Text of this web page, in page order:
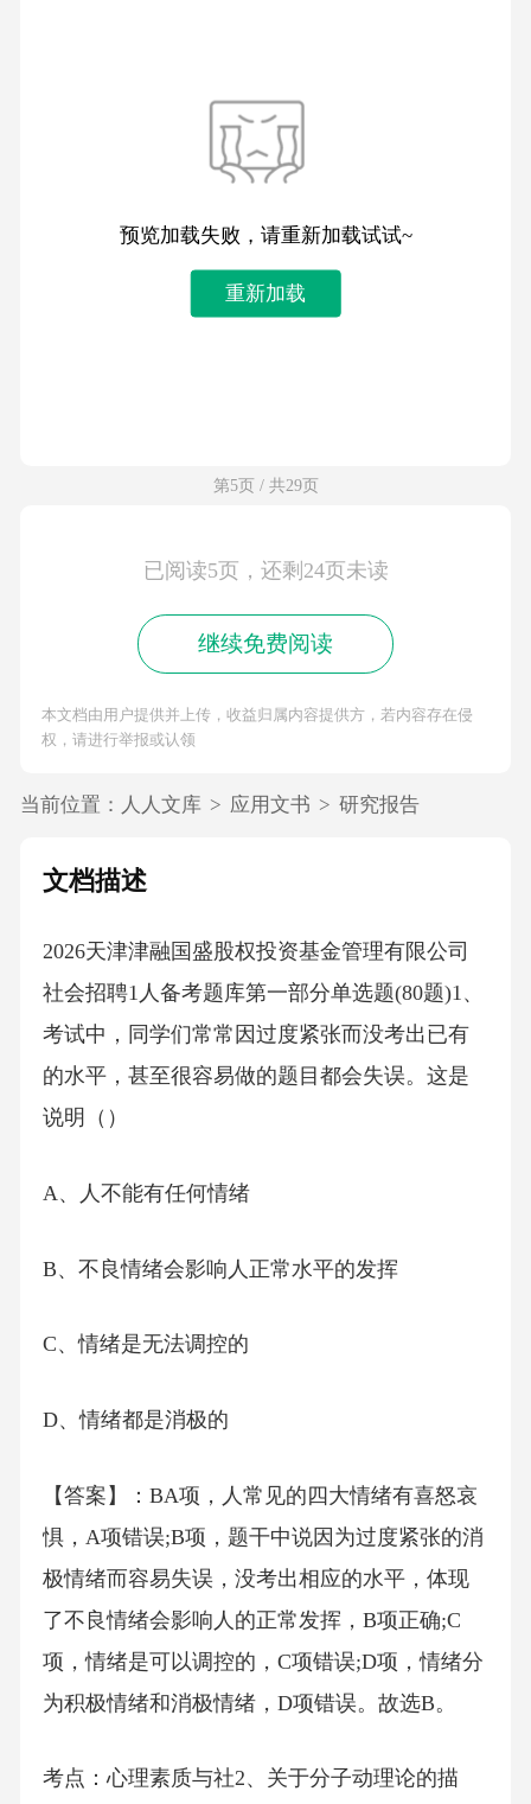
预览加载失败，请重新加载试试~
重新加载
第5页 / 共29页
已阅读5页，还剩24页未读
继续免费阅读
本文档由用户提供并上传，收益归属内容提供方，若内容存在侵
权，请进行举报或认领
当前位置： 人人文库 > 应用文书 > 研究报告
文档描述
2026天津津融国盛股权投资基金管理有限公司
社会招聘1人备考题库第一部分单选题(80题)1、
考试中，同学们常常因过度紧张而没考出已有
的水平，甚至很容易做的题目都会失误。这是
说明（）
A、人不能有任何情绪
B、不良情绪会影响人正常水平的发挥
C、情绪是无法调控的
D、情绪都是消极的
【答案】：BA项，人常见的四大情绪有喜怒哀
惧，A项错误;B项，题干中说因为过度紧张的消
极情绪而容易失误，没考出相应的水平，体现
了不良情绪会影响人的正常发挥，B项正确;C
项，情绪是可以调控的，C项错误;D项，情绪分
为积极情绪和消极情绪，D项错误。故选B。
考点：心理素质与社2、关于分子动理论的描